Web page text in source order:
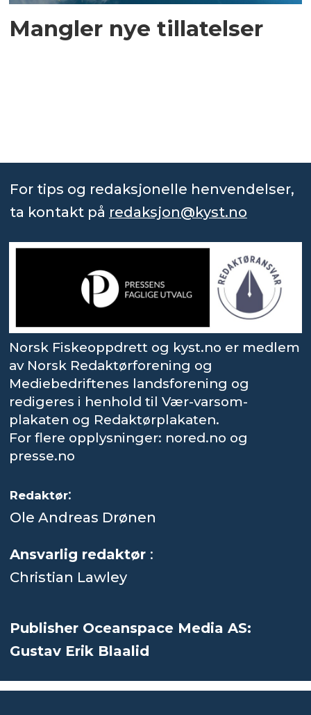
Mangler nye tillatelser
For tips og redaksjonelle henvendelser,
ta kontakt på redaksjon@kyst.no
Norsk Fiskeoppdrett og kyst.no er medlem
av Norsk Redaktørforening og
Mediebedriftenes landsforening og
redigeres i henhold til Vær-varsom-
plakaten og Redaktørplakaten.
For flere opplysninger: nored.no og
presse.no
Redaktør:
Ole Andreas Drønen
Ansvarlig redaktør :
Christian Lawley
Publisher Oceanspace Media AS:
Gustav Erik Blaalid